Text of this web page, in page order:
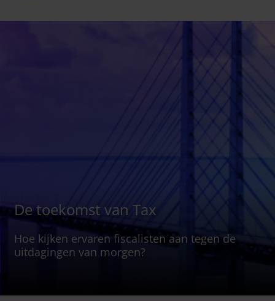
De toekomst van Tax
Hoe kijken ervaren fiscalisten aan tegen de
uitdagingen van morgen?